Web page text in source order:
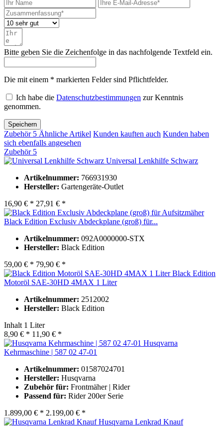
Bitte geben Sie die Zeichenfolge in das nachfolgende Textfeld ein.
Die mit einem * markierten Felder sind Pflichtfelder.
Ich habe die Datenschutzbestimmungen zur Kenntnis
genommen.
Speichern
Zubehör 5 Ähnliche Artikel Kunden kauften auch Kunden haben
sich ebenfalls angesehen
Zubehör 5
Universal Lenkhilfe Schwarz
Artikelnummer: 766931930
Hersteller: Gartengeräte-Outlet
16,90 € * 27,91 € *
Black Edition Exclusiv Abdeckplane (groß) für...
Artikelnummer: 092A0000000-STX
Hersteller: Black Edition
59,00 € * 79,90 € *
Black Edition
Motoröl SAE-30HD 4MAX 1 Liter
Artikelnummer: 2512002
Hersteller: Black Edition
Inhalt 1 Liter
8,90 € * 11,90 € *
Husqvarna
Kehrmaschine | 587 02 47-01
Artikelnummer: 01587024701
Hersteller: Husqvarna
Zubehör für: Frontmäher | Rider
Passend für: Rider 200er Serie
1.899,00 € * 2.199,00 € *
Husqvarna Lenkrad Knauf